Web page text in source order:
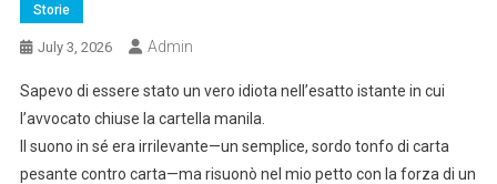
Storie
July 3, 2026 Admin
Sapevo di essere stato un vero idiota nell’esatto istante in cui
l’avvocato chiuse la cartella manila.
Il suono in sé era irrilevante—un semplice, sordo tonfo di carta
pesante contro carta—ma risuonò nel mio petto con la forza di un